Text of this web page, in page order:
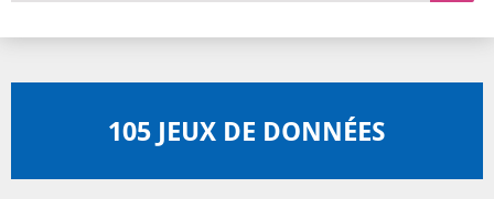
105 JEUX DE DONNÉES